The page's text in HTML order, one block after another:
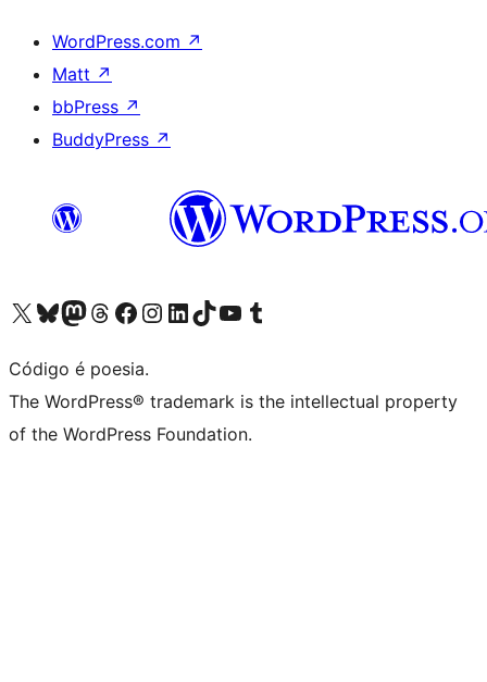
WordPress.com ↗
Matt ↗
bbPress ↗
BuddyPress ↗
Acessar nossa conta do X (antigo Twitter)
Acessar nossa conta do Bluesky
Acessar nossa conta do Mastodon
Acessar nossa conta do Threads
Acessar nossa página do Facebook
Acessar nossa conta do Instagram
Acessar nossa conta do LinkedIn
Acessar nossa conta do TikTok
Acessar nosso canal do YouTube
Acessar nossa conta no Tumblr
Código é poesia.
The WordPress® trademark is the intellectual property
of the WordPress Foundation.